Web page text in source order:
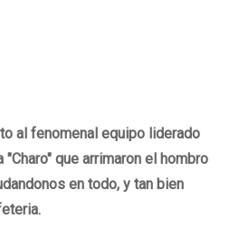
al fenomenal equipo liderado
que arrimaron el hombro
en todo, y tan bien